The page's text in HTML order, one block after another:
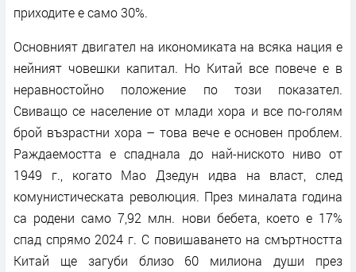
приходите е само 30%.
Основният двигател на икономиката на всяка нация е
нейният човешки капитал. Но Китай все повече е в
неравностойно положение по този показател.
Свиващо се население от млади хора и все по-голям
брой възрастни хора – това вече е основен проблем.
Раждаемостта е спаднала до най-ниското ниво от
1949 г., когато Мао Дзедун идва на власт, след
комунистическата революция. През миналата година
са родени само 7,92 млн. нови бебета, което е 17%
спад спрямо 2024 г. С повишаването на смъртността
Китай ще загуби близо 60 милиона души през